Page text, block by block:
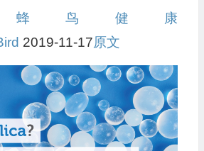
蜂鸟健康
2019-11-17原文